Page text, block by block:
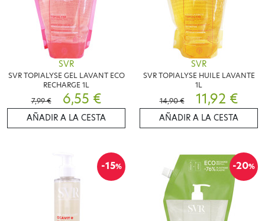
SVR
SVR TOPIALYSE GEL LAVANT ECO
RECHARGE 1L
7,99 €
6,55 €
AÑADIR A LA CESTA
SVR
SVR TOPIALYSE HUILE LAVANTE
1L
14,90 €
11,92 €
AÑADIR A LA CESTA
-15% -20%